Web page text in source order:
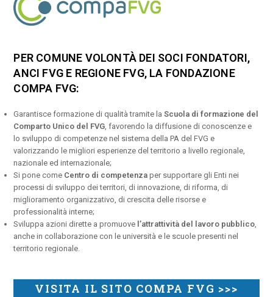
PER COMUNE VOLONTÀ DEI SOCI FONDATORI,
ANCI FVG E REGIONE FVG, LA FONDAZIONE
COMPA FVG:
Garantisce formazione di qualità tramite laScuola di formazione del
Comparto Unico del FVG , favorendo la diffusione di conoscenze e
lo sviluppo di competenze nel sistema della PA del FVG e
valorizzando le migliori esperienze del territorio a livello regionale,
nazionale ed internazionale;
Si pone come Centro di competenza per supportare gli Enti nei
processi di sviluppo dei territori, di innovazione, di riforma, di
miglioramento organizzativo, di crescita delle risorse e
professionalità interne;
Sviluppa azioni dirette a promuove l’attrattività del lavoro pubblico
anche in collaborazione con le università e le scuole presenti nel
territorio regionale.
VISITA IL SITO COMPA FVG >>>